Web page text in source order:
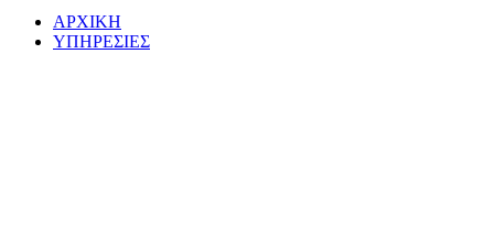
ΑΡΧΙΚΗ
ΥΠΗΡΕΣΙΕΣ